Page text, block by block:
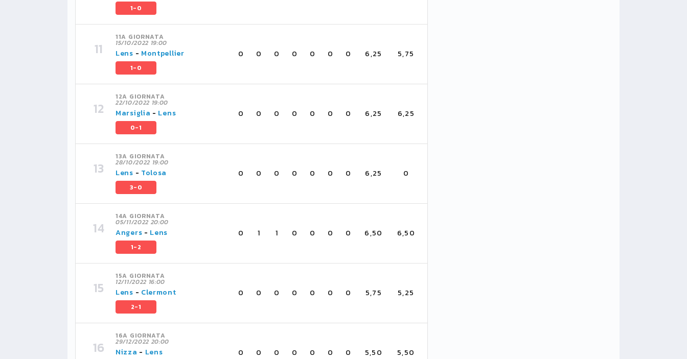
1-0
11A GIORNATA
15/10/2022 19:00
Lens - Montpellier
1-0
0 0 0 0 0 0 0 6,25 5,75
12A GIORNATA
22/10/2022 19:00
Marsiglia - Lens
0-1
0 0 0 0 0 0 0 6,25 6,25
13A GIORNATA
28/10/2022 19:00
Lens - Tolosa
3-0
0 0 0 0 0 0 0 6,25 0
14A GIORNATA
05/11/2022 20:00
Angers - Lens
1-2
0 1 1 0 0 0 0 6,50 6,50
15A GIORNATA
12/11/2022 16:00
Lens - Clermont
2-1
0 0 0 0 0 0 0 5,75 5,25
16A GIORNATA
29/12/2022 20:00
Nizza - Lens 0 0 0 0 0 0 0 5,50 5,50